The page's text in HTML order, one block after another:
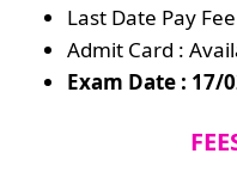
Last Date Pay
Admit Card :
Exam Date : 17/